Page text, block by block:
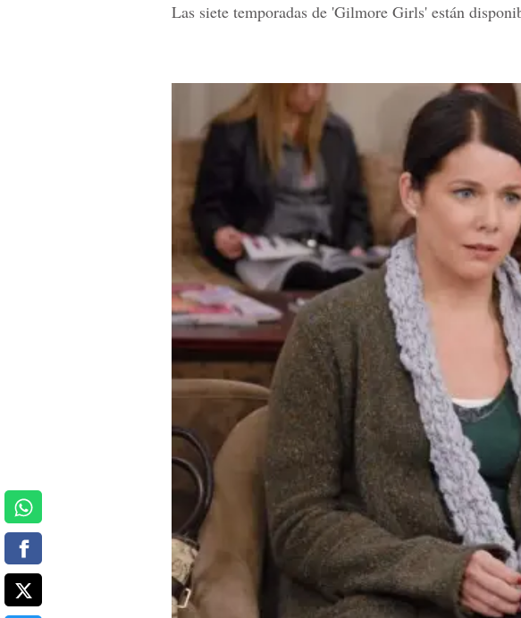
Las siete temporadas de 'Gilmore Girls' están